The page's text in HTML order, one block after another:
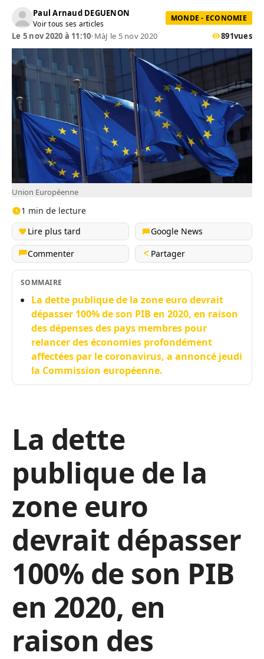
Paul Arnaud DEGUENON
Voir tous ses articles
MONDE - ECONOMIE
Le 5 nov 2020 à 11:10•MàJ le 5 nov 2020 891vues
Union Européenne
1 min de lecture
Lire plus tard
Google News
Commenter
Partager
SOMMAIRE
La dette publique de la zone euro devrait
dépasser 100% de son PIB en 2020, en raison
des dépenses des pays membres pour
relancer des économies profondément
affectées par le coronavirus, a annoncé jeudi
la Commission européenne.
La dette
publique de la
zone euro
devrait dépasser
100% de son PIB
en 2020, en
raison des